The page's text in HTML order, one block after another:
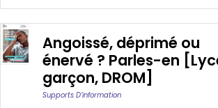
Angoissé, déprimé ou
énervé ? Parles-en
garçon, DROM]
Supports D’information